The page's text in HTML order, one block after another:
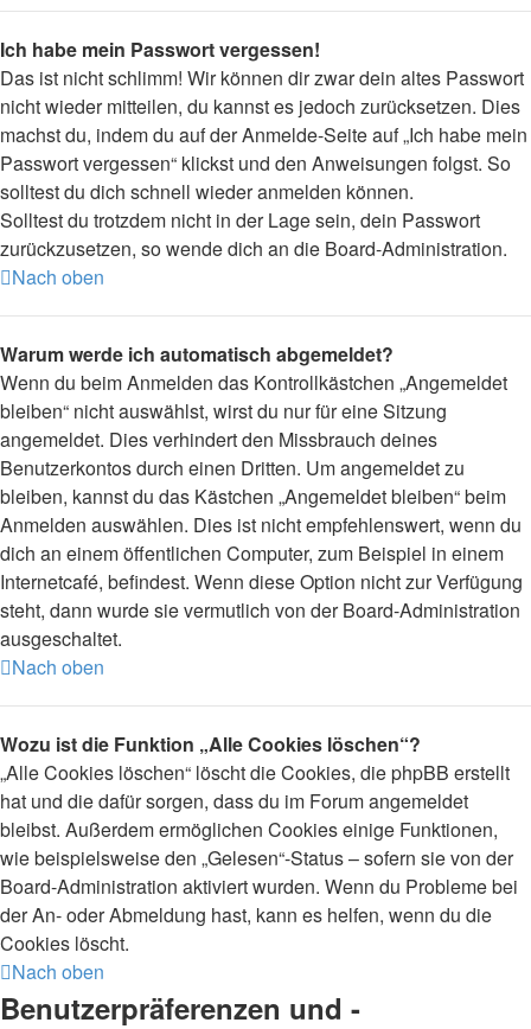
Ich habe mein Passwort vergessen!
Das ist nicht schlimm! Wir können dir zwar dein altes Passwort
nicht wieder mitteilen, du kannst es jedoch zurücksetzen. Dies
machst du, indem du auf der Anmelde-Seite auf „Ich habe mein
Passwort vergessen“ klickst und den Anweisungen folgst. So
solltest du dich schnell wieder anmelden können.
Solltest du trotzdem nicht in der Lage sein, dein Passwort
zurückzusetzen, so wende dich an die Board-Administration.
Nach oben
Warum werde ich automatisch abgemeldet?
Wenn du beim Anmelden das Kontrollkästchen „Angemeldet
bleiben“ nicht auswählst, wirst du nur für eine Sitzung
angemeldet. Dies verhindert den Missbrauch deines
Benutzerkontos durch einen Dritten. Um angemeldet zu
bleiben, kannst du das Kästchen „Angemeldet bleiben“ beim
Anmelden auswählen. Dies ist nicht empfehlenswert, wenn du
dich an einem öffentlichen Computer, zum Beispiel in einem
Internetcafé, befindest. Wenn diese Option nicht zur Verfügung
steht, dann wurde sie vermutlich von der Board-Administration
ausgeschaltet.
Nach oben
Wozu ist die Funktion „Alle Cookies löschen“?
„Alle Cookies löschen“ löscht die Cookies, die phpBB erstellt
hat und die dafür sorgen, dass du im Forum angemeldet
bleibst. Außerdem ermöglichen Cookies einige Funktionen,
wie beispielsweise den „Gelesen“-Status – sofern sie von der
Board-Administration aktiviert wurden. Wenn du Probleme bei
der An- oder Abmeldung hast, kann es helfen, wenn du die
Cookies löscht.
Nach oben
Benutzerpräferenzen und -